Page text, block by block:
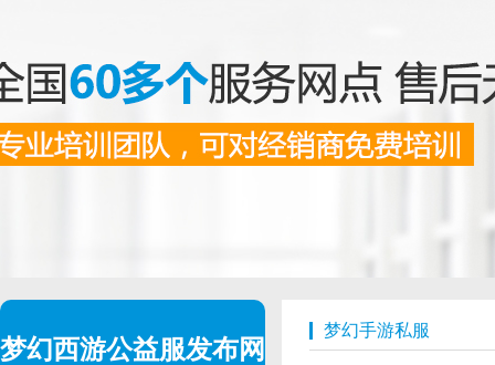
梦幻西游公益服发布网
梦幻手游私服